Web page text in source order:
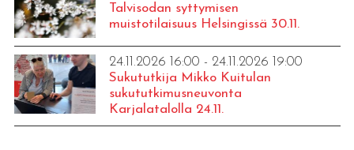
Talvisodan syttymisen
muistotilaisuus Helsingissä 30.11.
24.11.2026 16:00 - 24.11.2026 19:00
Sukututkija Mikko Kuitulan
sukututkimusneuvonta
Karjalatalolla 24.11.